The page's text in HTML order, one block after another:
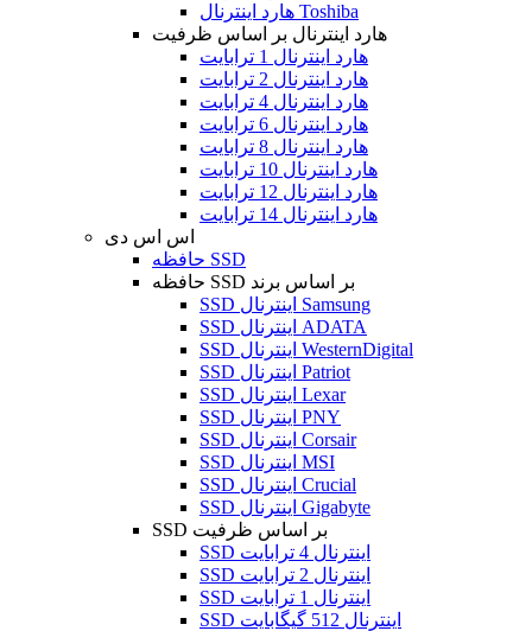
هارد اینترنال Toshiba
هارد اینترنال بر اساس ظرفیت
هارد اینترنال 1 ترابایت
هارد اینترنال 2 ترابایت
هارد اینترنال 4 ترابایت
هارد اینترنال 6 ترابایت
هارد اینترنال 8 ترابایت
هارد اینترنال 10 ترابایت
هارد اینترنال 12 ترابایت
هارد اینترنال 14 ترابایت
اس اس دی
حافظه SSD
حافظه SSD بر اساس برند
SSD اینترنال Samsung
SSD اینترنال ADATA
SSD اینترنال WesternDigital
SSD اینترنال Patriot
SSD اینترنال Lexar
SSD اینترنال PNY
SSD اینترنال Corsair
SSD اینترنال MSI
SSD اینترنال Crucial
SSD اینترنال Gigabyte
SSD بر اساس ظرفیت
SSD اینترنال 4 ترابایت
SSD اینترنال 2 ترابایت
SSD اینترنال 1 ترابایت
SSD اینترنال 512 گیگابایت